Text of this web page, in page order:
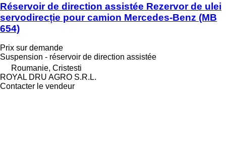
Réservoir de direction assistée Rezervor de ulei
servodirecție pour camion Mercedes-Benz (MB
654)
Prix sur demande
Suspension - réservoir de direction assistée
Roumanie, Cristesti
ROYAL DRU AGRO S.R.L.
Contacter le vendeur